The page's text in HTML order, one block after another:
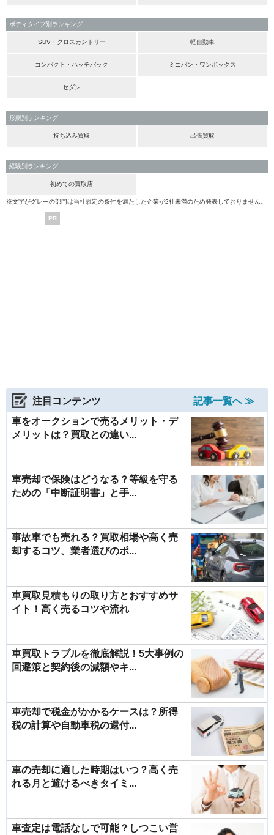
ボディタイプ別ランキング
SUV・クロスカントリー 軽自動車
コンパクト・ハッチバック ミニバン・ワンボックス
セダン
形態別ランキング
持ち込み買取 出張買取
経験別ランキング
初めての買取店
※文字がグレーの部門は当社規定の条件を満たした企業が2社未満のため発表しておりません。
PR
注目コンテンツ
記事一覧へ ≫
車をオークションで売るメリット・デ
メリットは？買取との違い...
車売却で保険はどうなる？等級を守る
ための「中断証明書」と手...
事故車でも売れる？買取相場や高く売
却するコツ、業者選びのポ...
車買取見積もりの取り方とおすすめサ
イト！高く売るコツや流れ
車買取トラブルを徹底解説！5大事例の
回避策と契約後の減額やキ...
車売却で税金がかかるケースは？所得
税の計算や自動車税の還付...
車の売却に適した時期はいつ？高く売
れる月と避けるべきタイミ...
車査定は電話なしで可能？しつこい営